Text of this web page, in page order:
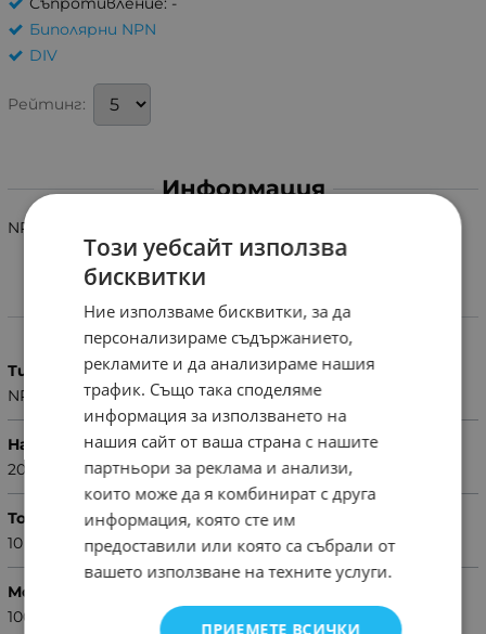
Биполярни NPN
DIV
Рейтинг:
Информация
NPN 200V 10A 100W 20MHZ TO3P
Характеристики
Тип
NPN
Напрежение (V)
200
Ток (A)
10
Мощност (W)
100
Този уебсайт използва
бисквитки
Ние използваме бисквитки, за да
персонализираме съдържанието,
рекламите и да анализираме нашия
трафик. Също така споделяме
информация за използването на
нашия сайт от ваша страна с нашите
партньори за реклама и анализи,
които може да я комбинират с друга
информация, която сте им
предоставили или която са събрали от
вашето използване на техните услуги.
ПРИЕМЕТЕ ВСИЧКИ